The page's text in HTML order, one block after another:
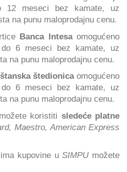
12 meseci bez kamate, uz
na punu maloprodajnu cenu.
Banca Intesaomogućeno
6 meseci bez kamate, uz
na punu maloprodajnu cenu.
štedionicaomogućeno
do 6 meseci bez kamate, uz
na punu maloprodajnu cenu.
koristiti sledeće platne
Maestro, American Express
kupovine uSIMPUmožete